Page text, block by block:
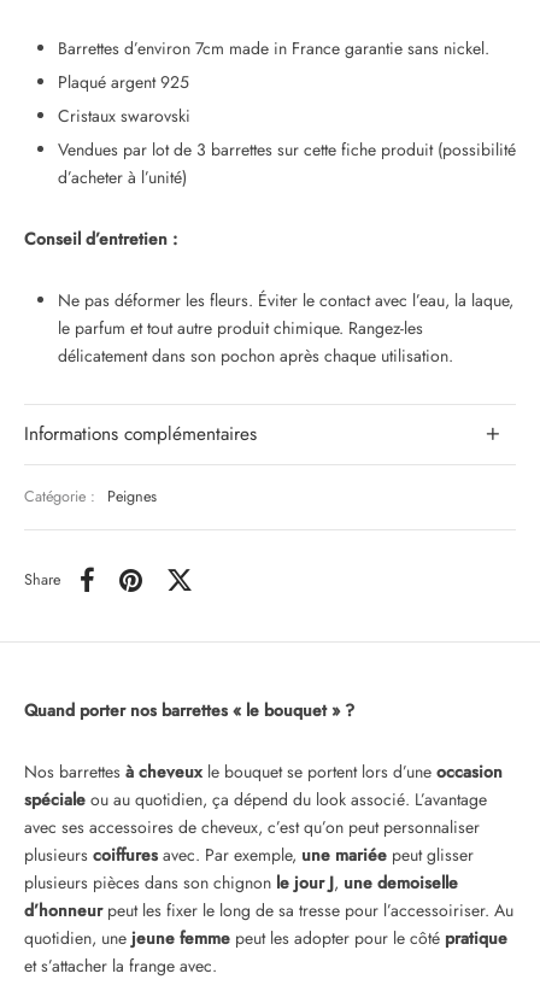
Barrettes d’environ 7cm made in France garantie sans nickel.
Plaqué argent 925
Cristaux swarovski
Vendues par lot de 3 barrettes sur cette fiche produit (possibilité
d’acheter à l’unité)
Conseil d’entretien :
Ne pas déformer les fleurs. Éviter le contact avec l’eau, la laque,
le parfum et tout autre produit chimique. Rangez-les
délicatement dans son pochon après chaque utilisation.
Informations complémentaires
Catégorie : Peignes
Share
Quand porter nos barrettes « le bouquet » ?
Nos barrettes à cheveux le bouquet se portent lors d’une occasion
spéciale ou au quotidien, ça dépend du look associé. L’avantage
avec ses accessoires de cheveux, c’est qu’on peut personnaliser
plusieurs coiffures avec. Par exemple, une mariée peut glisser
plusieurs pièces dans son chignon le jour J, une demoiselle
d’honneurpeut les fixer le long de sa tresse pour l’accessoiriser. Au
quotidien, une jeune femme peut les adopter pour le côté pratique
et s’attacher la frange avec.